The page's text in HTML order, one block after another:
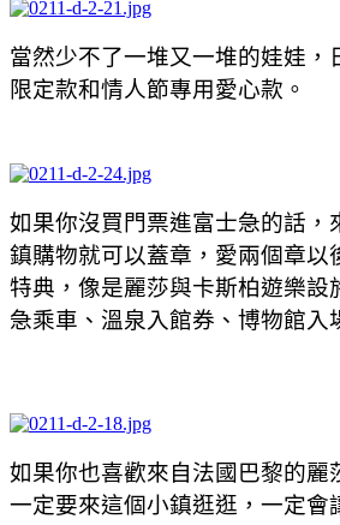
當然少不了一堆又一堆的娃娃，
限定款和情人節專用愛心款。
如果你沒買門票進富士急的話，
鎮購物就可以蓋章，愛兩個章以
特典，像是麗莎與卡斯柏遊樂設
急乘車、溫泉入館券、博物館入
如果你也喜歡來自法國巴黎的麗
一定要來這個小鎮逛逛，一定會